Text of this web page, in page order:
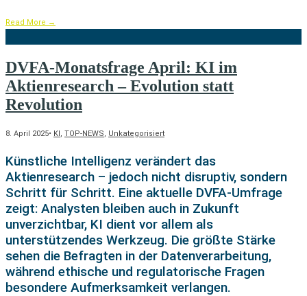
Read More →
DVFA-Monatsfrage April: KI im
Aktienresearch – Evolution statt
Revolution
8. April 2025• KI, TOP-NEWS, Unkategorisiert
Künstliche Intelligenz verändert das
Aktienresearch – jedoch nicht disruptiv, sondern
Schritt für Schritt. Eine aktuelle DVFA-Umfrage
zeigt: Analysten bleiben auch in Zukunft
unverzichtbar, KI dient vor allem als
unterstützendes Werkzeug. Die größte Stärke
sehen die Befragten in der Datenverarbeitung,
während ethische und regulatorische Fragen
besondere Aufmerksamkeit verlangen.